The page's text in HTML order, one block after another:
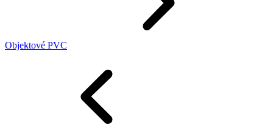
Objektové PVC